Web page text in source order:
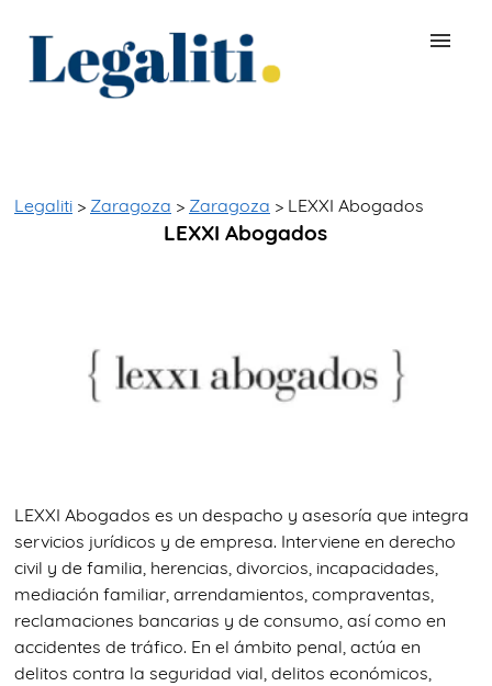
Legaliti > Zaragoza > Zaragoza > LEXXI Abogados
LEXXI Abogados
LEXXI Abogados es un despacho y asesoría que integra
servicios jurídicos y de empresa. Interviene en derecho
civil y de familia, herencias, divorcios, incapacidades,
mediación familiar, arrendamientos, compraventas,
reclamaciones bancarias y de consumo, así como en
accidentes de tráfico. En el ámbito penal, actúa en
delitos contra la seguridad vial, delitos económicos,